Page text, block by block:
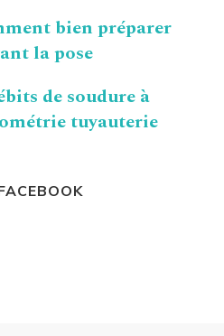
bien préparer
la pose
de soudure à
tuyauterie